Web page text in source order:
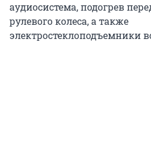
аудиосистема, подогрев
рулевого колеса, а также
электростеклоподъемники